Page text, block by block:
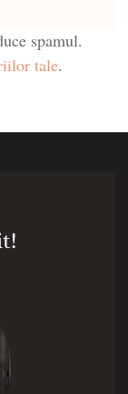
spamul.
tale.